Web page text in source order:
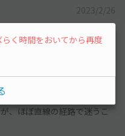
2023/2/26
あたり、利用させていただ
安かったことも含め、安心
た。
、ほぼ直線の経路で迷うこ
く時間をおいてから再度